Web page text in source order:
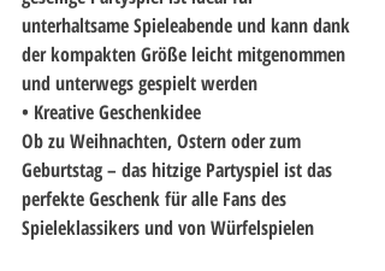
unterhaltsame Spieleabende und kann dank
der kompakten Größe leicht mitgenommen
und unterwegs gespielt werden
• Kreative Geschenkidee
Ob zu Weihnachten, Ostern oder zum
Geburtstag – das hitzige Partyspiel ist das
perfekte Geschenk für alle Fans des
Spieleklassikers und von Würfelspielen